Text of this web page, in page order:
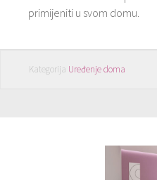
primijeniti u svom domu.
Kategorija Uređenje doma